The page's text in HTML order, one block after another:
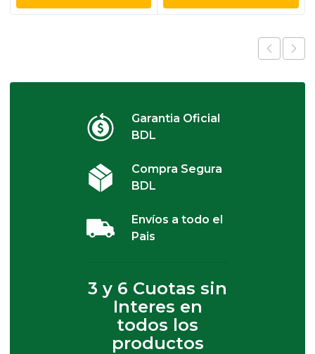
Garantia Oficial
BDL
Compra Segura
BDL
Envíos a todo el
Pais
3 y 6 Cuotas sin
Interes en
todos los
productos